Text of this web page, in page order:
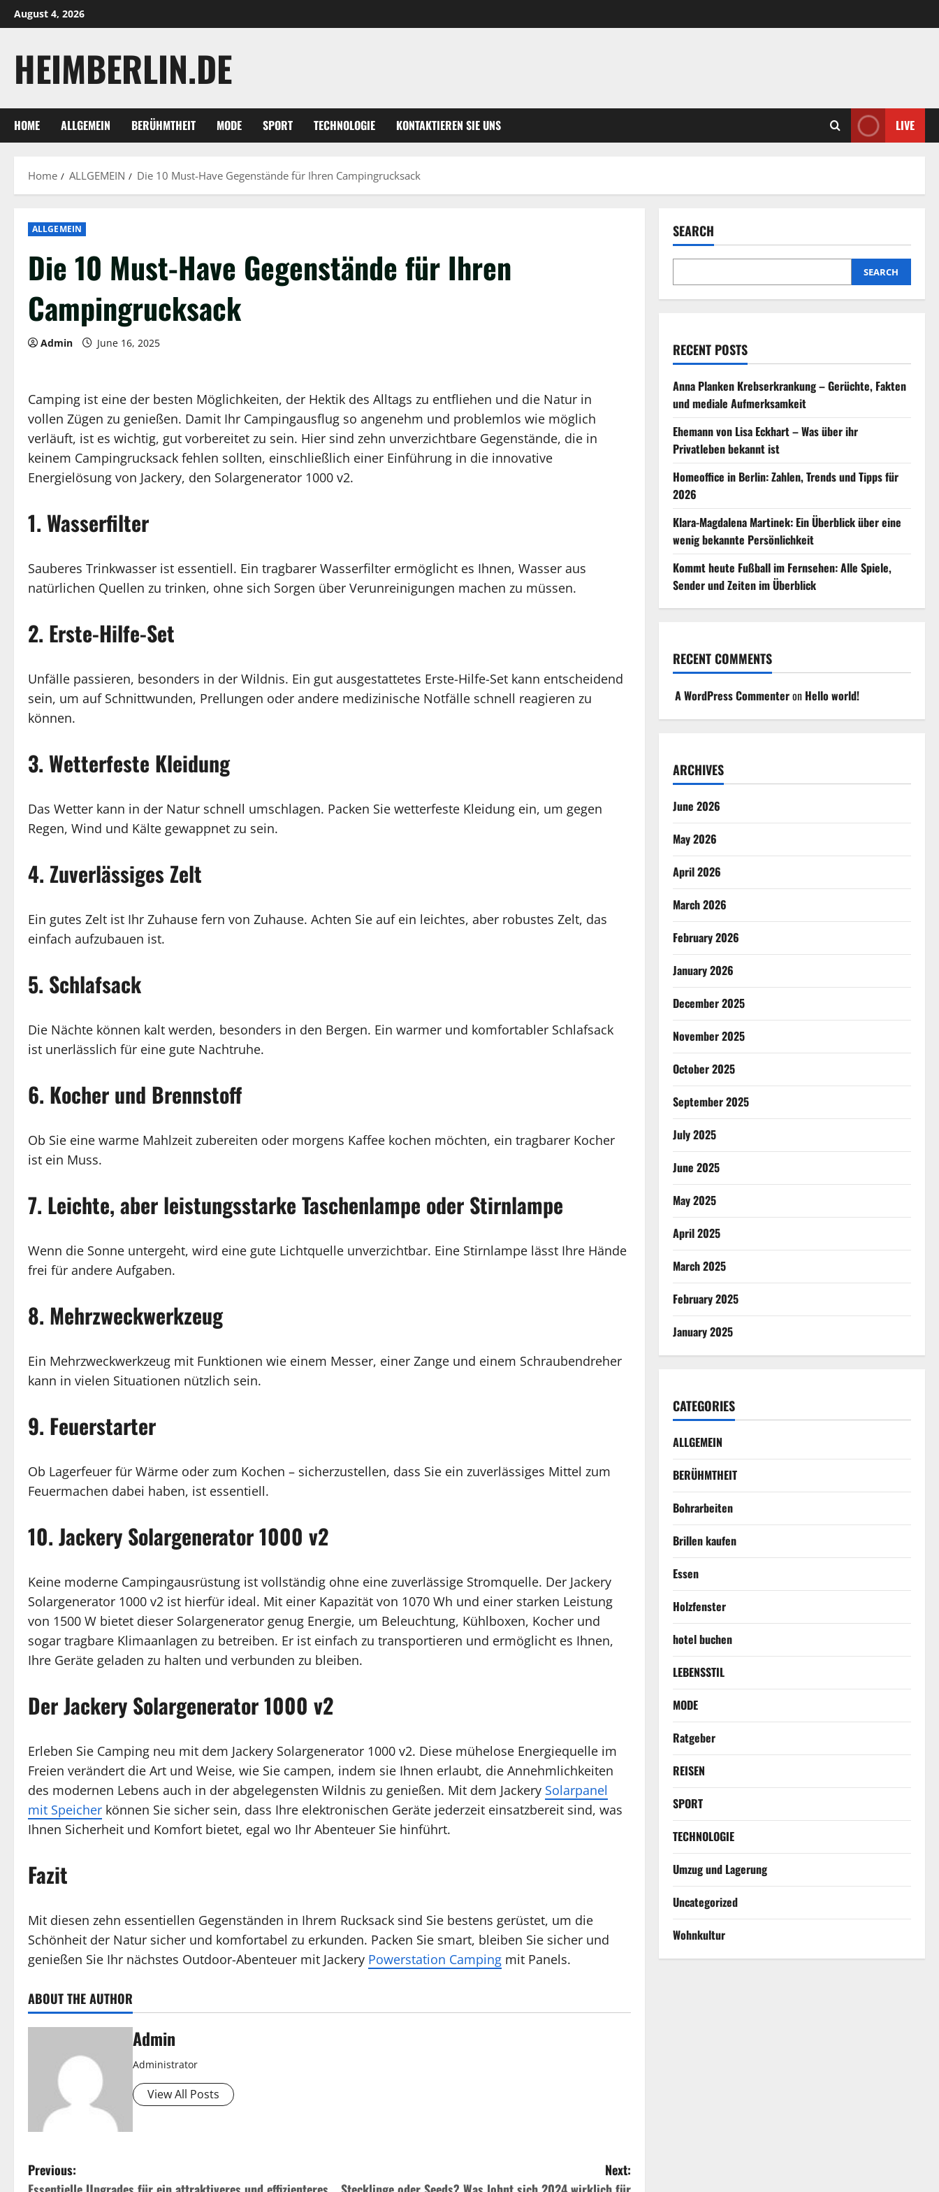
Skip
to
August 4, 2026
HEIMBERLIN.DE
HOME ALLGEMEIN BERÜHMTHEIT MODE SPORT TECHNOLOGIE KONTAKTIEREN SIE UNS LIVE
Home ALLGEMEIN Die 10 Must-Have Gegenstände für Ihren Campingrucksack
ALLGEMEIN
Die 10 Must-Have Gegenstände für Ihren
Campingrucksack
Admin June 16, 2025
Camping ist eine der besten Möglichkeiten, der Hektik des Alltags zu entfliehen und die Natur in
vollen Zügen zu genießen. Damit Ihr Campingausflug so angenehm und problemlos wie möglich
verläuft, ist es wichtig, gut vorbereitet zu sein. Hier sind zehn unverzichtbare Gegenstände, die in
keinem Campingrucksack fehlen sollten, einschließlich einer Einführung in die innovative
Energielösung von Jackery, den Solargenerator 1000 v2.
1. Wasserfilter
Sauberes Trinkwasser ist essentiell. Ein tragbarer Wasserfilter ermöglicht es Ihnen, Wasser aus
natürlichen Quellen zu trinken, ohne sich Sorgen über Verunreinigungen machen zu müssen.
2. Erste-Hilfe-Set
Unfälle passieren, besonders in der Wildnis. Ein gut ausgestattetes Erste-Hilfe-Set kann entscheidend
sein, um auf Schnittwunden, Prellungen oder andere medizinische Notfälle schnell reagieren zu
können.
3. Wetterfeste Kleidung
Das Wetter kann in der Natur schnell umschlagen. Packen Sie wetterfeste Kleidung ein, um gegen
Regen, Wind und Kälte gewappnet zu sein.
4. Zuverlässiges Zelt
Ein gutes Zelt ist Ihr Zuhause fern von Zuhause. Achten Sie auf ein leichtes, aber robustes Zelt, das
einfach aufzubauen ist.
5. Schlafsack
Die Nächte können kalt werden, besonders in den Bergen. Ein warmer und komfortabler Schlafsack
ist unerlässlich für eine gute Nachtruhe.
6. Kocher und Brennstoff
Ob Sie eine warme Mahlzeit zubereiten oder morgens Kaffee kochen möchten, ein tragbarer Kocher
ist ein Muss.
7. Leichte, aber leistungsstarke Taschenlampe oder Stirnlampe
Wenn die Sonne untergeht, wird eine gute Lichtquelle unverzichtbar. Eine Stirnlampe lässt Ihre Hände
frei für andere Aufgaben.
8. Mehrzweckwerkzeug
Ein Mehrzweckwerkzeug mit Funktionen wie einem Messer, einer Zange und einem Schraubendreher
kann in vielen Situationen nützlich sein.
9. Feuerstarter
Ob Lagerfeuer für Wärme oder zum Kochen – sicherzustellen, dass Sie ein zuverlässiges Mittel zum
Feuermachen dabei haben, ist essentiell.
10. Jackery Solargenerator 1000 v2
Keine moderne Campingausrüstung ist vollständig ohne eine zuverlässige Stromquelle. Der Jackery
Solargenerator 1000 v2 ist hierfür ideal. Mit einer Kapazität von 1070 Wh und einer starken Leistung
von 1500 W bietet dieser Solargenerator genug Energie, um Beleuchtung, Kühlboxen, Kocher und
sogar tragbare Klimaanlagen zu betreiben. Er ist einfach zu transportieren und ermöglicht es Ihnen,
Ihre Geräte geladen zu halten und verbunden zu bleiben.
Der Jackery Solargenerator 1000 v2
Erleben Sie Camping neu mit dem Jackery Solargenerator 1000 v2. Diese mühelose Energiequelle im
Freien verändert die Art und Weise, wie Sie campen, indem sie Ihnen erlaubt, die Annehmlichkeiten
des modernen Lebens auch in der abgelegensten Wildnis zu genießen. Mit dem Jackery Solarpanel
mit Speicher können Sie sicher sein, dass Ihre elektronischen Geräte jederzeit einsatzbereit sind, was
Ihnen Sicherheit und Komfort bietet, egal wo Ihr Abenteuer Sie hinführt.
Fazit
Mit diesen zehn essentiellen Gegenständen in Ihrem Rucksack sind Sie bestens gerüstet, um die
Schönheit der Natur sicher und komfortabel zu erkunden. Packen Sie smart, bleiben Sie sicher und
genießen Sie Ihr nächstes Outdoor-Abenteuer mit Jackery Powerstation Camping mit Panels.
ABOUT THE AUTHOR
Admin
Administrator
View All Posts
P
Previous:
Next:
SEARCH
SEARCH
RECENT POSTS
Anna Planken Krebserkrankung – Gerüchte, Fakten
und mediale Aufmerksamkeit
Ehemann von Lisa Eckhart – Was über ihr
Privatleben bekannt ist
Homeoffice in Berlin: Zahlen, Trends und Tipps für
2026
Klara-Magdalena Martinek: Ein Überblick über eine
wenig bekannte Persönlichkeit
Kommt heute Fußball im Fernsehen: Alle Spiele,
Sender und Zeiten im Überblick
RECENT COMMENTS
A WordPress Commenteron Hello world!
ARCHIVES
June 2026
May 2026
April 2026
March 2026
February 2026
January 2026
December 2025
November 2025
October 2025
September 2025
July 2025
June 2025
May 2025
April 2025
March 2025
February 2025
January 2025
CATEGORIES
ALLGEMEIN
BERÜHMTHEIT
Bohrarbeiten
Brillen kaufen
Essen
Holzfenster
hotel buchen
LEBENSSTIL
MODE
Ratgeber
REISEN
SPORT
TECHNOLOGIE
Umzug und Lagerung
Uncategorized
Wohnkultur